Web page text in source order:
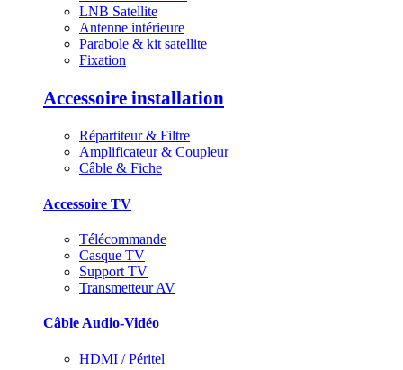
LNB Satellite
Antenne intérieure
Parabole & kit satellite
Fixation
Accessoire installation
Répartiteur & Filtre
Amplificateur & Coupleur
Câble & Fiche
Accessoire TV
Télécommande
Casque TV
Support TV
Transmetteur AV
Câble Audio-Vidéo
HDMI / Péritel